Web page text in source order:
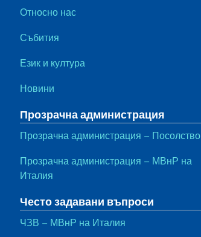
Относно нас
Събития
Език и култура
Новини
Прозрачна администрация
Прозрачна администрация – Посолство
Прозрачна администрация – МВнР на
Италия
Често задавани въпроси
ЧЗВ – МВнР на Италия